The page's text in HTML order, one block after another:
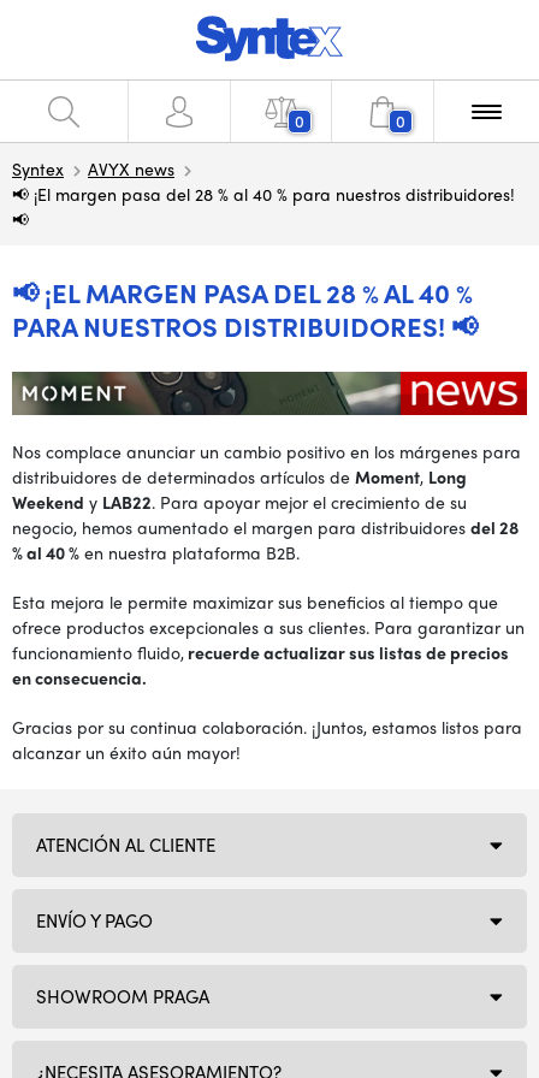
0 0
Syntex
AVYX news
📢 ¡El margen pasa del 28 % al 40 % para nuestros distribuidores!
📢
📢 ¡EL MARGEN PASA DEL 28 % AL 40 %
PARA NUESTROS DISTRIBUIDORES! 📢
Nos complace anunciar un cambio positivo en los márgenes para
distribuidores de determinados artículos de Moment, Long
Weekend y LAB22. Para apoyar mejor el crecimiento de su
negocio, hemos aumentado el margen para distribuidores del 28
% al 40 % en nuestra plataforma B2B.
Esta mejora le permite maximizar sus beneficios al tiempo que
ofrece productos excepcionales a sus clientes. Para garantizar un
funcionamiento fluido, recuerde actualizar sus listas de precios
en consecuencia.
Gracias por su continua colaboración. ¡Juntos, estamos listos para
alcanzar un éxito aún mayor!
SHOWROOM PRAGA
¿NECESITA ASESORAMIENTO?
ATENCIÓN AL CLIENTE
ENVÍO Y PAGO